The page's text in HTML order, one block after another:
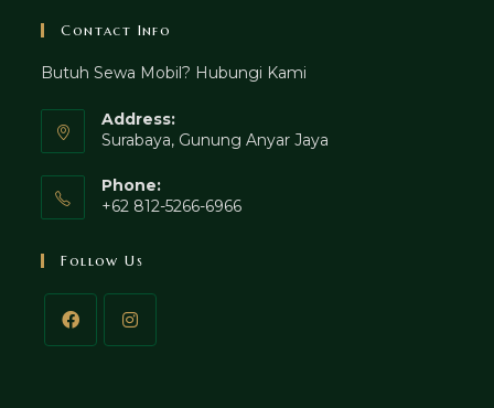
Contact Info
Butuh Sewa Mobil? Hubungi Kami
Address:
Surabaya, Gunung Anyar Jaya
Phone:
+62 812-5266-6966
Follow Us